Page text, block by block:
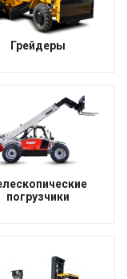
Грейдеры
погрузчики